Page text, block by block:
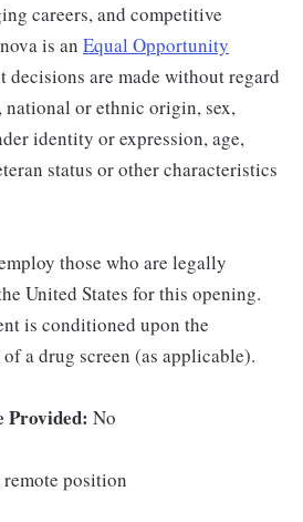
careers, and competitive
is an Equal Opportunity
decisions are made without regard
or ethnic origin, sex,
identity or expression, age,
status or other characteristics
those who are legally
United States for this opening.
is conditioned upon the
a drug screen (as applicable).
Provided: No
position